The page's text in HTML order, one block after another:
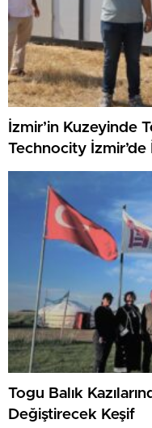
İzmir’in Kuzeyinde
Technocity İzmir’de
Togu Balık
Değiştirecek Keşif